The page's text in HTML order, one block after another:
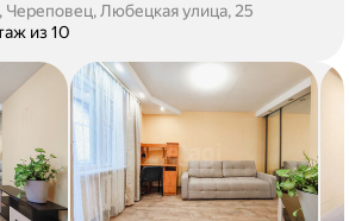
Череповец, Любецкая улица, 25
из 10